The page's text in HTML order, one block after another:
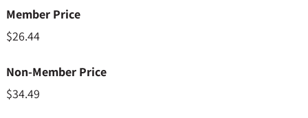
Member Price
$26.44
Non-Member Price
$34.49